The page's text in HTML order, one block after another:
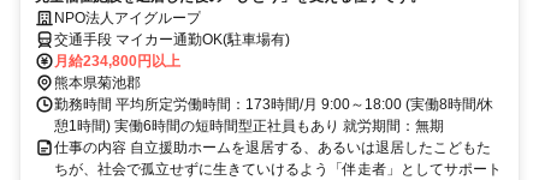
NPO法人アイグループ
交通手段 マイカー通勤OK(駐車場有)
月給234,800円以上
熊本県菊池郡
勤務時間 平均所定労働時間：173時間/月 9:00～18:00 (実働8時間/休
憩1時間) 実働6時間の短時間型正社員もあり 就労期間：無期
仕事の内容 自立援助ホームを退居する、あるいは退居したこどもた
ちが、社会で孤立せずに生きていけるよう「伴走者」としてサポート